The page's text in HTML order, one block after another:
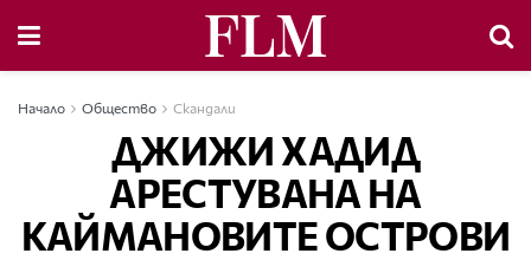
Начало Общество Скандали
ДЖИЖИ ХАДИД
АРЕСТУВАНА НА
КАЙМАНОВИТЕ ОСТРОВИ